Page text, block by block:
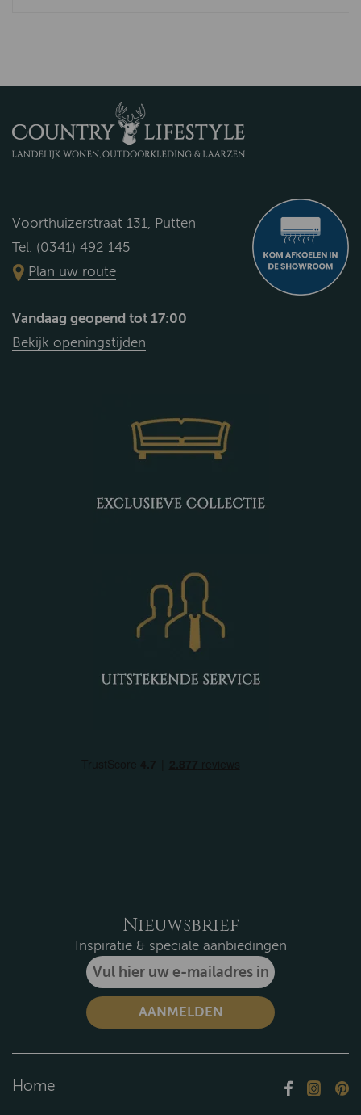
Voorthuizerstraat 131, Putten
Tel. (0341) 492 145
Plan uw route
Vandaag geopend tot 17:00
Bekijk openingstijden
Nieuwsbrief
Inspiratie & speciale aanbiedingen
Home